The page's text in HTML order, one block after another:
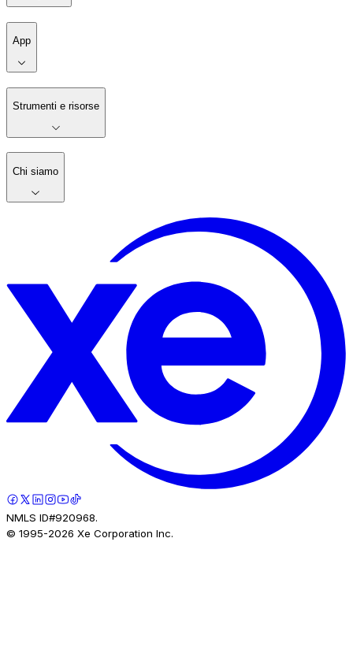
App
Strumenti e risorse
Chi siamo
NMLS ID#920968.
© 1995-2026 Xe Corporation Inc.